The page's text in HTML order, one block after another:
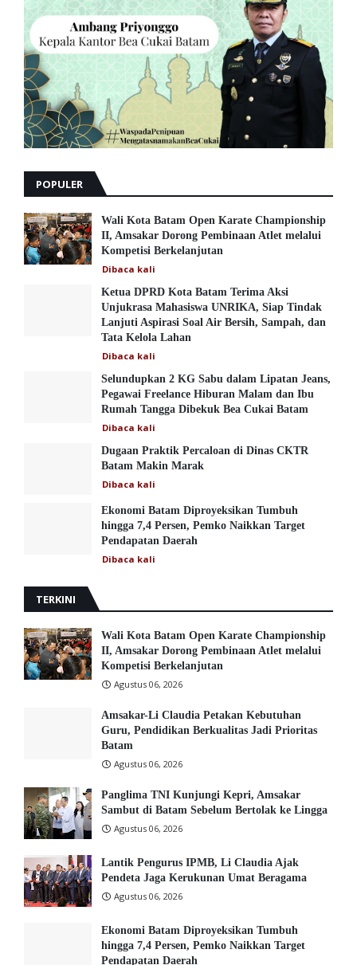
POPULER
Wali Kota Batam Open Karate Championship
II, Amsakar Dorong Pembinaan Atlet melalui
Kompetisi Berkelanjutan
Dibaca kali
Ketua DPRD Kota Batam Terima Aksi
Unjukrasa Mahasiswa UNRIKA, Siap Tindak
Lanjuti Aspirasi Soal Air Bersih, Sampah, dan
Tata Kelola Lahan
Dibaca kali
Selundupkan 2 KG Sabu dalam Lipatan Jeans,
Pegawai Freelance Hiburan Malam dan Ibu
Rumah Tangga Dibekuk Bea Cukai Batam
Dibaca kali
Dugaan Praktik Percaloan di Dinas CKTR
Batam Makin Marak
Dibaca kali
Ekonomi Batam Diproyeksikan Tumbuh
hingga 7,4 Persen, Pemko Naikkan Target
Pendapatan Daerah
Dibaca kali
TERKINI
Wali Kota Batam Open Karate Championship
II, Amsakar Dorong Pembinaan Atlet melalui
Kompetisi Berkelanjutan
Agustus 06, 2026
Amsakar-Li Claudia Petakan Kebutuhan
Guru, Pendidikan Berkualitas Jadi Prioritas
Batam
Agustus 06, 2026
Panglima TNI Kunjungi Kepri, Amsakar
Sambut di Batam Sebelum Bertolak ke Lingga
Agustus 06, 2026
Lantik Pengurus IPMB, Li Claudia Ajak
Pendeta Jaga Kerukunan Umat Beragama
Agustus 06, 2026
Ekonomi Batam Diproyeksikan Tumbuh
hingga 7,4 Persen, Pemko Naikkan Target
Pendapatan Daerah